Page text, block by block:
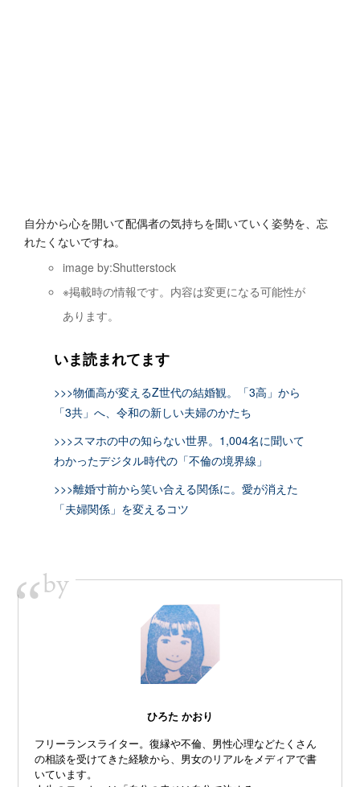
自分から心を開いて配偶者の気持ちを聞いていく姿勢を、忘
れたくないですね。
image by:Shutterstock
※掲載時の情報です。内容は変更になる可能性が
あります。
いま読まれてます
>>>物価高が変えるZ世代の結婚観。「3高」から
「3共」へ、令和の新しい夫婦のかたち
>>>スマホの中の知らない世界。1,004名に聞いて
わかったデジタル時代の「不倫の境界線」
>>>離婚寸前から笑い合える関係に。愛が消えた
「夫婦関係」を変えるコツ
“by
ひろた かおり
フリーランスライター。復縁や不倫、 男性心理などたくさん
の相談を受けてきた経験から、 男女のリアルをメディアで書
いています。